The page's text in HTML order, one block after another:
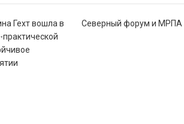
Гехт вошла в
Северный форум и МРПА